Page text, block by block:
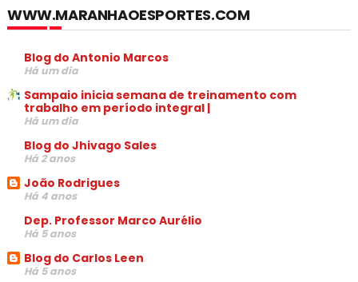
WWW.MARANHAOESPORTES.COM
Blog do Antonio Marcos
Há um dia
Sampaio inicia semana de treinamento com
trabalho em período integral |
Há um dia
Blog do Jhivago Sales
Há 2 anos
João Rodrigues
Há 4 anos
Dep. Professor Marco Aurélio
Há 5 anos
Blog do Carlos Leen
Há 5 anos